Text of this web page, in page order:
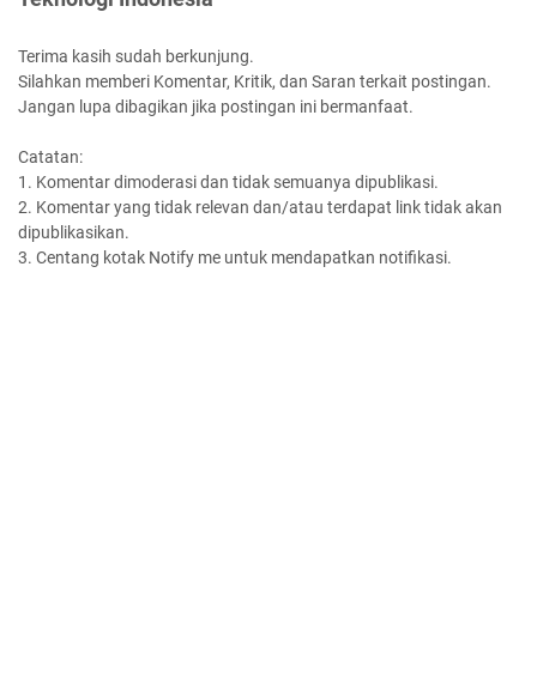
Terima kasih sudah berkunjung.
Silahkan memberi Komentar, Kritik, dan Saran terkait postingan.
Jangan lupa dibagikan jika postingan ini bermanfaat.
Catatan:
1. Komentar dimoderasi dan tidak semuanya dipublikasi.
2. Komentar yang tidak relevan dan/atau terdapat link tidak akan
dipublikasikan.
3. Centang kotak Notify me untuk mendapatkan notifikasi.